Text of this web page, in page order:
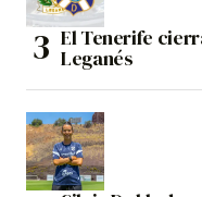
El Tenerife
Leganés